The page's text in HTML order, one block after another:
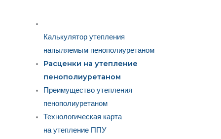
Калькулятор утепления
напыляемым пенополиуретаном
Расценки на утепление
пенополиуретаном
Преимущество утепления
пенополиуретаном
Технологическая карта
на утепление ППУ